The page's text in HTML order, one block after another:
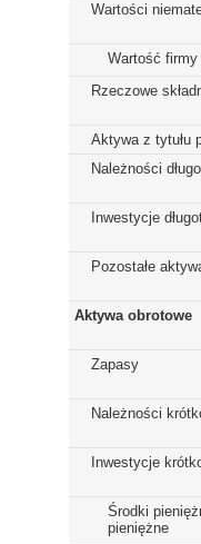
Wartości
Wartość firmy
Rzeczowe
Aktywa z tytułu
Należności
Inwestycje
Pozostałe
Aktywa obrotowe
Zapasy
Należności
Inwestycje
Środki
pieniężne